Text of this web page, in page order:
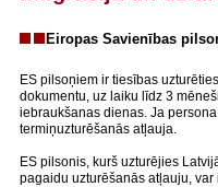
Eiropas Savienības
ES pilsoņiem ir tiesības
dokumentu, uz laiku līdz 3
iebraukšanas dienas. Ja
termiņuzturēšanās atļauja.
ES pilsonis, kurš uzturējies
pagaidu uzturēšanās atļauju,